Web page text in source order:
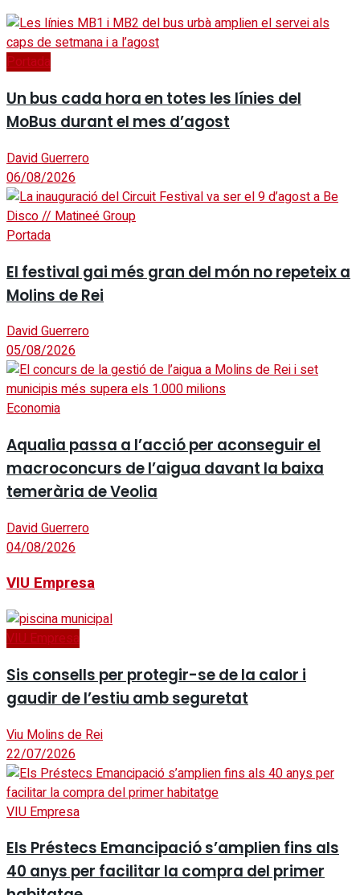
Portada
Un bus cada hora en totes les línies del
MoBus durant el mes d’agost
David Guerrero
06/08/2026
Portada
El festival gai més gran del món no repeteix a
Molins de Rei
David Guerrero
05/08/2026
Economia
Aqualia passa a l’acció per aconseguir el
macroconcurs de l’aigua davant la baixa
temerària de Veolia
David Guerrero
04/08/2026
VIU Empresa
VIU Empresa
Sis consells per protegir-se de la calor i
gaudir de l’estiu amb seguretat
Viu Molins de Rei
22/07/2026
VIU Empresa
Els Préstecs Emancipació s’amplien fins als
40 anys per facilitar la compra del primer